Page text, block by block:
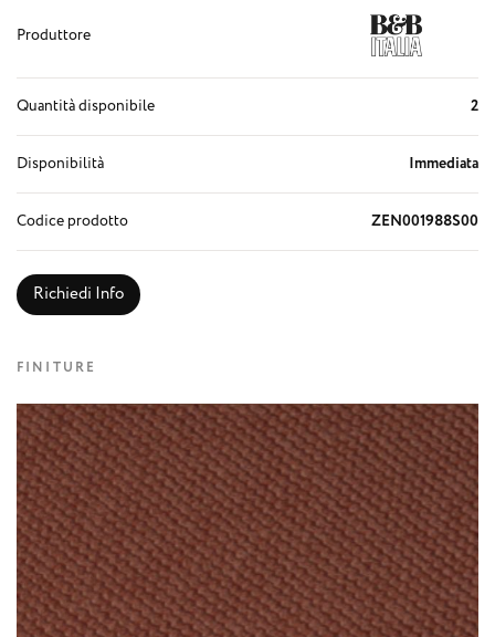
Produttore
Quantità disponibile 2
Disponibilità Immediata
Codice prodotto ZEN001988S00
Richiedi Info
FINITURE